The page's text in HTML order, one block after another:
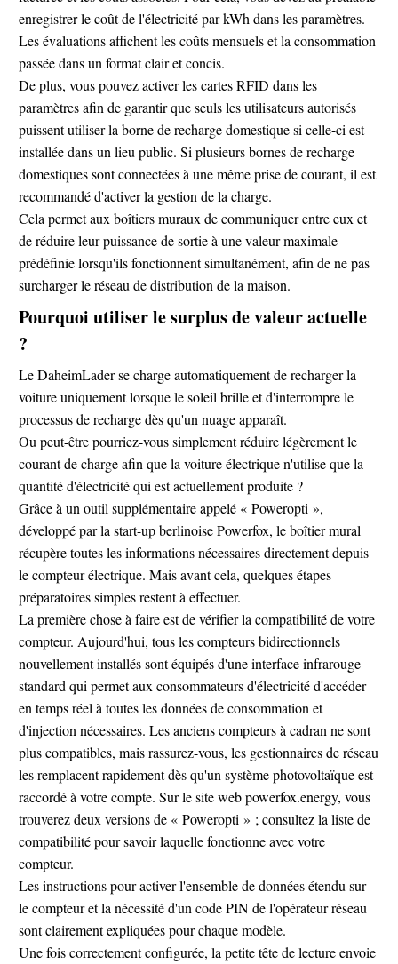
enregistrer le coût de l'électricité par kWh dans les paramètres.
Les évaluations affichent les coûts mensuels et la consommation
passée dans un format clair et concis.
De plus, vous pouvez activer les cartes RFID dans les
paramètres afin de garantir que seuls les utilisateurs autorisés
puissent utiliser la borne de recharge domestique si celle-ci est
installée dans un lieu public. Si plusieurs bornes de recharge
domestiques sont connectées à une même prise de courant, il est
recommandé d'activer la gestion de la charge.
Cela permet aux boîtiers muraux de communiquer entre eux et
de réduire leur puissance de sortie à une valeur maximale
prédéfinie lorsqu'ils fonctionnent simultanément, afin de ne pas
surcharger le réseau de distribution de la maison.
Pourquoi utiliser le surplus de valeur actuelle
?
Le DaheimLader se charge automatiquement de recharger la
voiture uniquement lorsque le soleil brille et d'interrompre le
processus de recharge dès qu'un nuage apparaît.
Ou peut-être pourriez-vous simplement réduire légèrement le
courant de charge afin que la voiture électrique n'utilise que la
quantité d'électricité qui est actuellement produite ?
Grâce à un outil supplémentaire appelé « Poweropti »,
développé par la start-up berlinoise Powerfox, le boîtier mural
récupère toutes les informations nécessaires directement depuis
le compteur électrique. Mais avant cela, quelques étapes
préparatoires simples restent à effectuer.
La première chose à faire est de vérifier la compatibilité de votre
compteur. Aujourd'hui, tous les compteurs bidirectionnels
nouvellement installés sont équipés d'une interface infrarouge
standard qui permet aux consommateurs d'électricité d'accéder
en temps réel à toutes les données de consommation et
d'injection nécessaires. Les anciens compteurs à cadran ne sont
plus compatibles, mais rassurez-vous, les gestionnaires de réseau
les remplacent rapidement dès qu'un système photovoltaïque est
raccordé à votre compte. Sur le site web powerfox.energy, vous
trouverez deux versions de « Poweropti » ; consultez la liste de
compatibilité pour savoir laquelle fonctionne avec votre
compteur.
Les instructions pour activer l'ensemble de données étendu sur
le compteur et la nécessité d'un code PIN de l'opérateur réseau
sont clairement expliquées pour chaque modèle.
Une fois correctement configurée, la petite tête de lecture envoie